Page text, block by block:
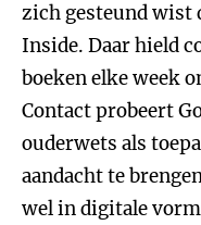
zich gesteund wist
Inside. Daar hield
boeken elke week
Contact probeert
ouderwets als
aandacht te
wel in digitale